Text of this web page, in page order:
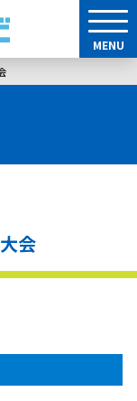
MENU
会